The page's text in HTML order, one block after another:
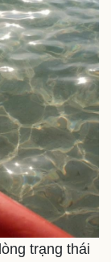
trạng thái